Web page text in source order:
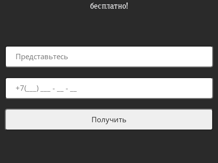
бесплатно!